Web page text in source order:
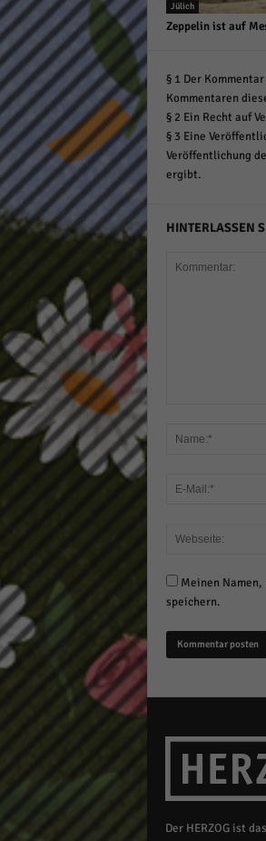
Jülich
Zeppelin ist auf
§ 1 Der
Kommentaren
§ 2 Ein Recht auf
§ 3 Eine
Veröffentlichung
ergibt.
HINTERLASSEN
Meinen
speichern.
Der HERZOG ist